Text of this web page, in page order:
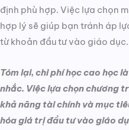
định phù hợp. Việc lựa chọn
hợp lý sẽ giúp bạn tránh áp
từ khoản đầu tư vào giáo dục.
Tóm lại, chi phí học cao học
nhắc. Việc lựa chọn chương
khả năng tài chính và mục
hóa giá trị đầu tư vào giáo